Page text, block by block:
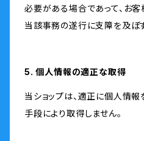
必要がある場合であって、お
当該事務の遂行に支障を及ぼ
5. 個人情報の適正な取得
当ショップは、適正に個人情
手段により取得しません。